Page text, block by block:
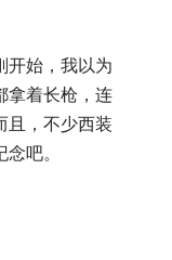
开始，我以为
拿着长枪，连
且，不少西装
吧。